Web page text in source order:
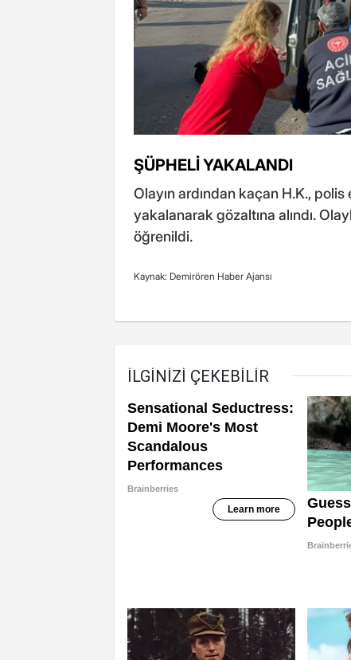
ŞÜPHELİ YAKALANDI
Olayın ardından kaçan H.K.,
yakalanarak gözaltına alındı.
öğrenildi.
Kaynak: Demirören Haber Ajansı